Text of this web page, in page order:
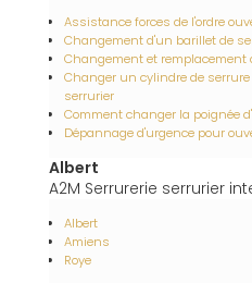
Assistance forces de l'ordre
Changement d'un barillet de
Changement et
Changer un cylindre de
serrurier
Comment changer la poignée
Dépannage d'urgence pour
Albert
A2M Serrurerie serrurier
Albert
Amiens
Roye